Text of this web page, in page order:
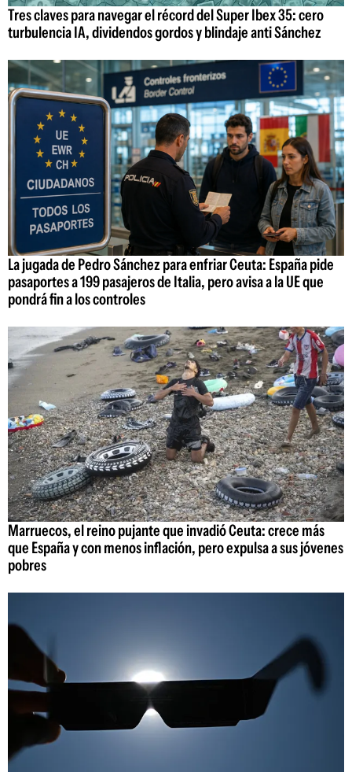
Tres claves para navegar el récord del Super Ibex 35: cero
turbulencia IA, dividendos gordos y blindaje anti Sánchez
La jugada de Pedro Sánchez para enfriar Ceuta: España pide
pasaportes a 199 pasajeros de Italia, pero avisa a la UE que
pondrá fin a los controles
Marruecos, el reino pujante que invadió Ceuta: crece más
que España y con menos inflación, pero expulsa a sus jóvenes
pobres